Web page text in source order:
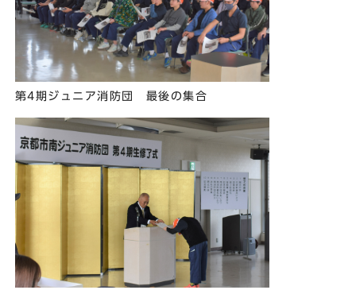
第4期ジュニア消防団 最後の集合